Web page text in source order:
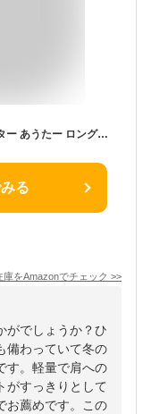
[ライキールック] ダウンコート ロング アウター あうたー ロングダウン 中綿 フード 付き あたたかい おしゃれ ロング丈 丈 レディース ladies winter ファッション れでぃーす ミセス ママ マタニティ ガールズ women 学生 大学生 防寒 冬 秋冬 秋 ふゆ 長袖 プレゼント オシャレ オフィス 通勤 通学 ベーシック ビジネス きれいめ シルエット 防風 可愛い グレー
る
庫をAmazonでチェック >>
がでしょうか？ひ
備わっていて冬の
す。軽量で肩への
がすっきりとして
お薦めです。この